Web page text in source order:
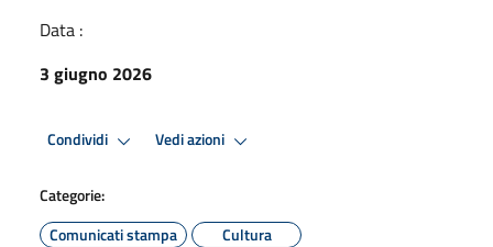
Data :
3 giugno 2026
Condividi Vedi azioni
Categorie:
Comunicati stampa
Cultura